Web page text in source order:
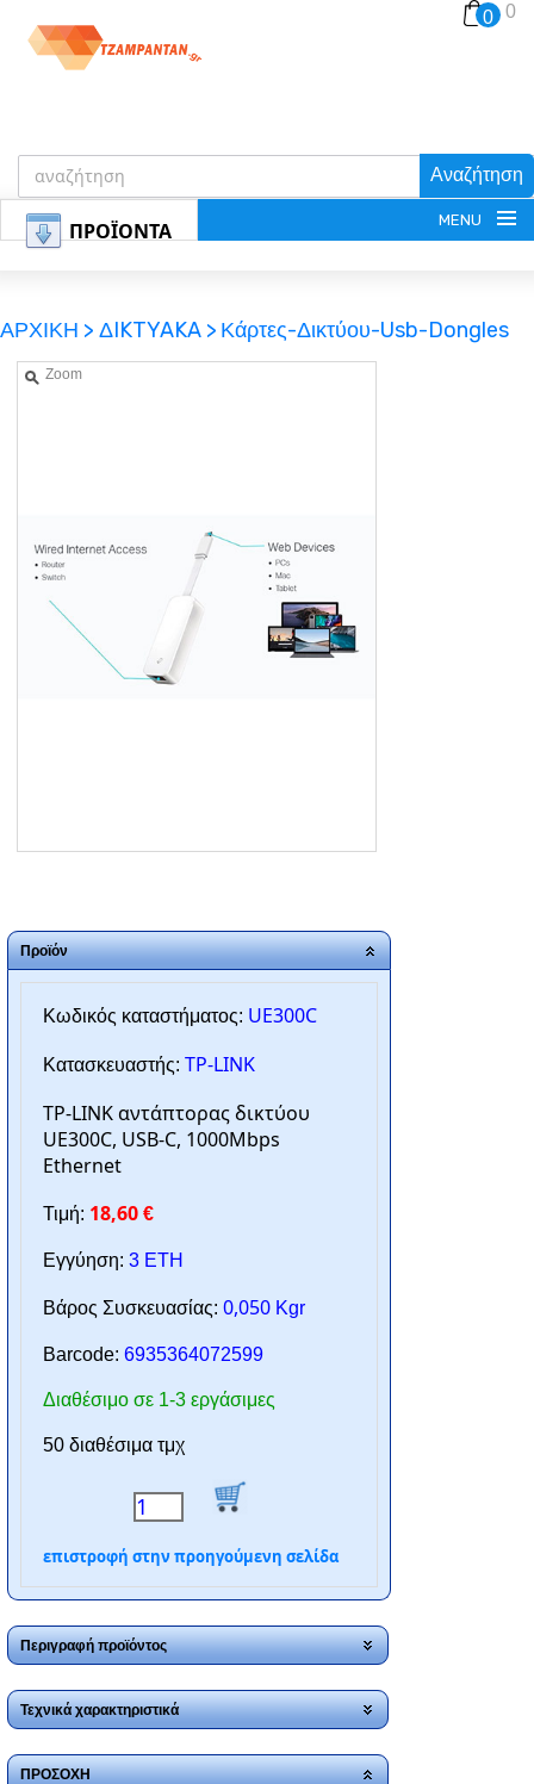
Αναζήτηση
0 0
ΠΡΟΪΟΝΤΑ MENU
ΑΡΧΙΚΗ
ΠΟΙΟΙ ΕΙΜΑΣΤΕ
ΑΡΧΙΚΗ > ΔIKTYAKA > Κάρτες-Δικτύου-Usb-Dongles
Zoom
Προϊόν
Κωδικός καταστήματος: UE300C
Κατασκευαστής: TP-LINK
TP-LINK αντάπτορας δικτύου
UE300C, USB-C, 1000Mbps
Ethernet
Τιμή: 18,60 €
Εγγύηση: 3 ΕΤΗ
Βάρος Συσκευασίας: 0,050 Kgr
Barcode: 6935364072599
Διαθέσιμο σε 1-3 εργάσιμες
50 διαθέσιμα τμχ
επιστροφή στην προηγούμενη σελίδα
Περιγραφή προϊόντος
Τεχνικά χαρακτηριστικά
ΠΡΟΣΟΧΗ